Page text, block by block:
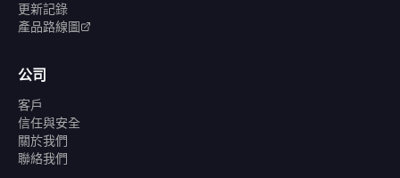
更新記錄
產品路線圖
公司
客戶
信任與安全
關於我們
聯絡我們